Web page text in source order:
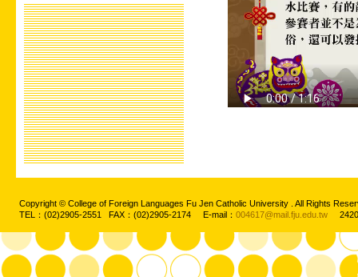
Copyright © College of Foreign Languages Fu Jen Catholic University . All Rights
TEL：(02)2905-2551 FAX：(02)2905-2174 E-mail： 004617@mail.fju.edu.tw